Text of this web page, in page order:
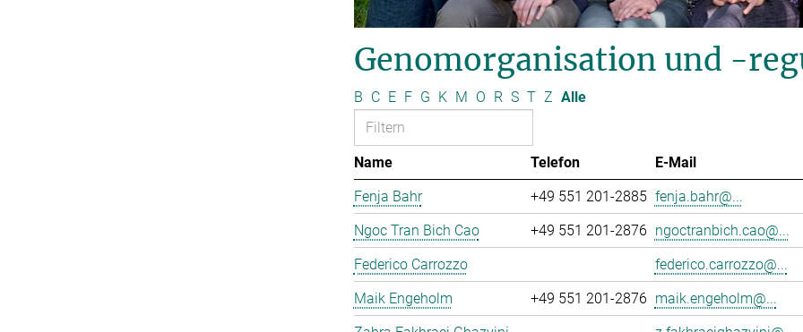
Genomorganisation und -
B C E F G K M O R S T Z Alle
Name Telefon E-Mail
Fenja Bahr
+49 551 201-2885 fenja.bahr@...
Ngoc Tran Bich Cao
+49 551 201-2876 ngoctranbich.cao@...
Federico Carrozzo
federico.carrozzo@...
Maik Engeholm
+49 551 201-2876 maik.engeholm@...